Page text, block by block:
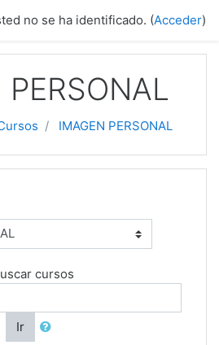
no se ha identificado. (Acceder)
IMAGEN PERSONAL
cursos
Ir